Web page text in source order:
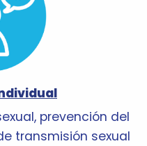
prevención del
transmisión sexual